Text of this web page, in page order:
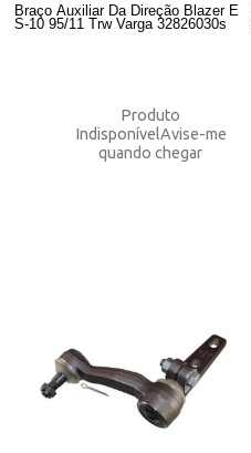
Braço Auxiliar Da Direção Blazer E
S-10 95/11 Trw Varga 32826030s
Produto
IndisponívelAvise-me
quando chegar